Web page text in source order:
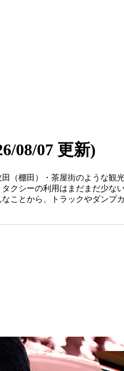
08/07 更新)
（棚田）・茶屋街のような観
クシーの利用はまだまだ少な
とから、トラックやダンプ